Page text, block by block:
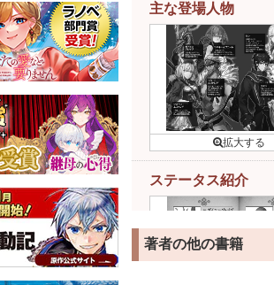
主な登場人物
ステータス紹介
著者の他の書籍